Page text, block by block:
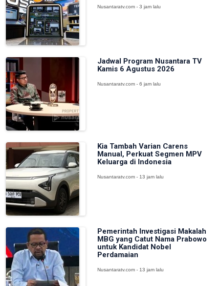
Nusantaratv.com - 3 jam lalu
Jadwal Program Nusantara TV
Kamis 6 Agustus 2026
Nusantaratv.com - 6 jam lalu
Kia Tambah Varian Carens
Manual, Perkuat Segmen MPV
Keluarga di Indonesia
Nusantaratv.com - 13 jam lalu
Pemerintah Investigasi Makalah
MBG yang Catut Nama Prabowo
untuk Kandidat Nobel
Perdamaian
Nusantaratv.com - 13 jam lalu